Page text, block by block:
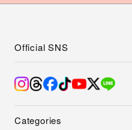
Categories
Official SNS